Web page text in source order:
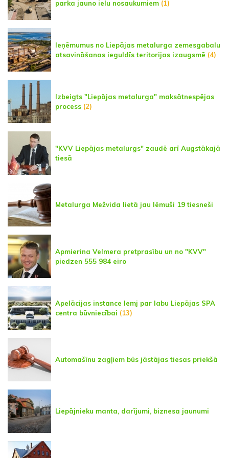
parka jauno ielu nosaukumiem (1)
Ieņēmumus no Liepājas metalurga zemesgabalu
atsavināšanas ieguldīs teritorijas izaugsmē (4)
Izbeigts "Liepājas metalurga" maksātnespējas
process (2)
"KVV Liepājas metalurgs" zaudē arī Augstākajā
tiesā
Metalurga Mežvida lietā jau lēmuši 19 tiesneši
Apmierina Velmera pretprasību un no "KVV"
piedzen 555 984 eiro
Apelācijas instance lemj par labu Liepājas SPA
centra būvniecībai (13)
Automašīnu zagļiem būs jāstājas tiesas priekšā
Liepājnieku manta, darījumi, biznesa jaunumi